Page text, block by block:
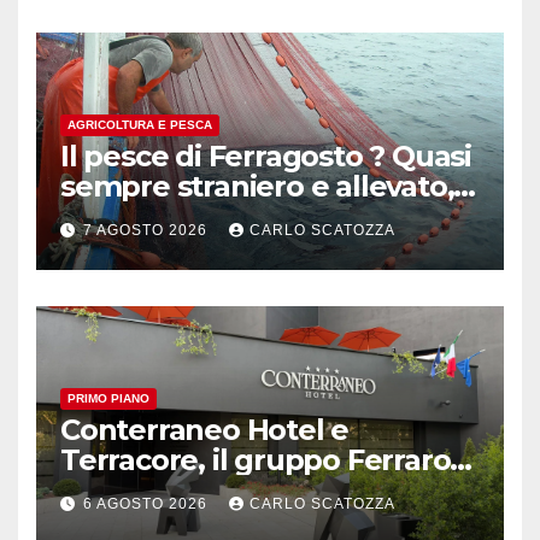
AGRICOLTURA E PESCA
Il pesce di Ferragosto ? Quasi
sempre straniero e allevato,
in sofferenza
7 AGOSTO 2026 CARLO SCATOZZA
PRIMO PIANO
Conterraneo Hotel e
Terracore, il gruppo Ferraro
amplia l’ ospitalità e il gusto
alle porte di Caserta
6 AGOSTO 2026 CARLO SCATOZZA